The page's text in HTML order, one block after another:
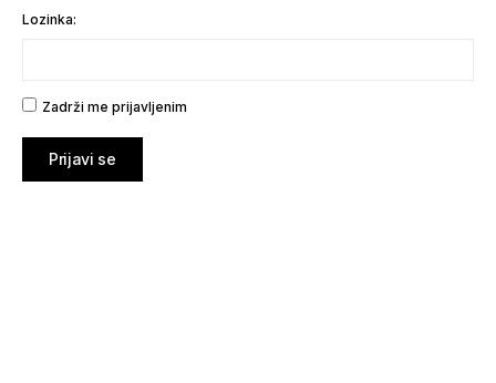
Lozinka:
Zadrži me prijavljenim
Prijavi se